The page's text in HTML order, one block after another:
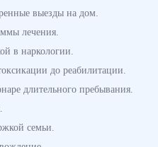
выезды на дом.
лечения.
в наркологии.
до реабилитации.
длительного пребывания.
семьи.